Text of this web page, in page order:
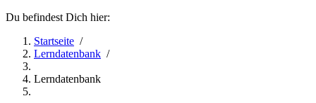
Du befindest Dich hier:
Startseite /
Lerndatenbank /
Lerndatenbank